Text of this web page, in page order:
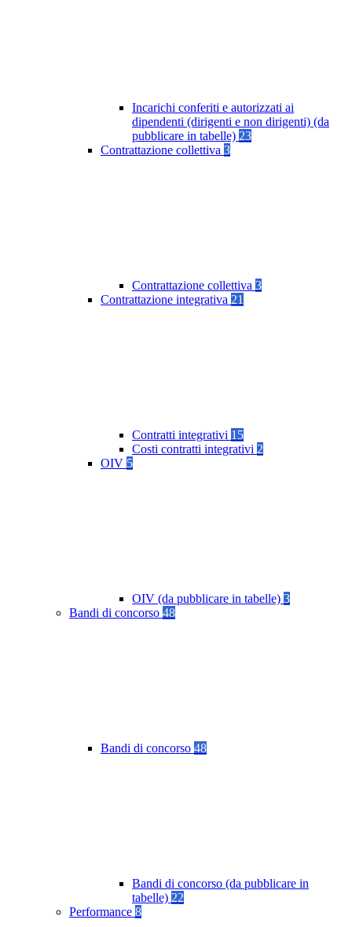
Incarichi conferiti e autorizzati ai
dipendenti (dirigenti e non dirigenti) (da
pubblicare in tabelle) 23
Contrattazione collettiva 3
Contrattazione collettiva 3
Contrattazione integrativa 21
Contratti integrativi 15
Costi contratti integrativi 2
OIV 5
OIV (da pubblicare in tabelle) 3
Bandi di concorso 48
Bandi di concorso 48
Bandi di concorso (da pubblicare in
tabelle) 22
Performance 8